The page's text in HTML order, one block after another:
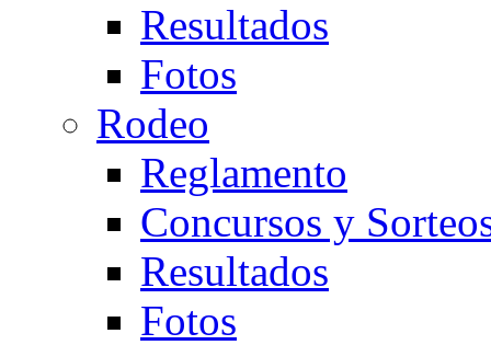
Resultados
Fotos
Rodeo
Reglamento
Concursos y
Resultados
Fotos